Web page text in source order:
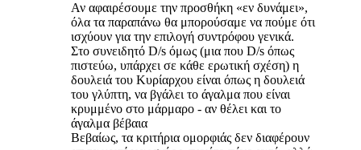
Αν αφαιρέσουμε την προσθήκη «εν δυνάμει»,
όλα τα παραπάνω θα μπορούσαμε να πούμε ότι
ισχύουν για την επιλογή συντρόφου γενικά.
Στο συνειδητό D/s όμως (μια που D/s όπως
πιστεύω, υπάρχει σε κάθε ερωτική σχέση) η
δουλειά του Κυρίαρχου είναι όπως η δουλειά
του γλύπτη, να βγάλει το άγαλμα που είναι
κρυμμένο στο μάρμαρο - αν θέλει και το
άγαλμα βέβαια
Βεβαίως, τα κριτήρια ομορφιάς δεν διαφέρουν